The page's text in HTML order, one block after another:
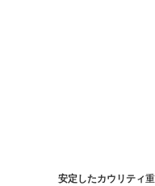
安定したカウリティ